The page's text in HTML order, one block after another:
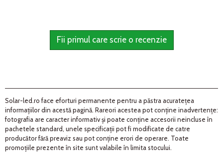
Fii primul care scrie o recenzie
Solar-led.ro face eforturi permanente pentru a păstra acurateţea
informaţiilor din acestă pagină. Rareori acestea pot conţine inadvertenţe:
fotografia are caracter informativ şi poate conţine accesorii neincluse în
pachetele standard, unele specificaţii pot fi modificate de catre
producător fără preaviz sau pot conţine erori de operare. Toate
promoţiile prezente în site sunt valabile în limita stocului.